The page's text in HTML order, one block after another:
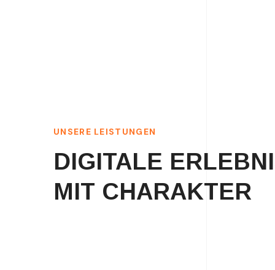
UNSERE LEISTUNGEN
DIGITALE
MIT CHARAKTER